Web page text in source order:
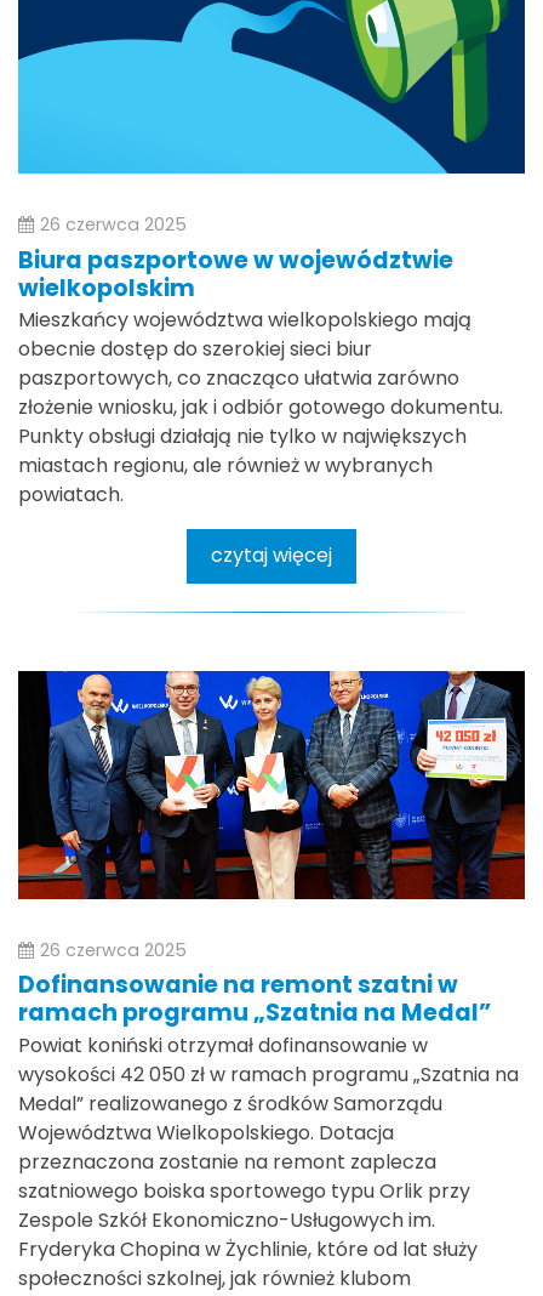
26 czerwca 2025
Biura paszportowe w województwie
wielkopolskim
Mieszkańcy województwa wielkopolskiego mają
obecnie dostęp do szerokiej sieci biur
paszportowych, co znacząco ułatwia zarówno
złożenie wniosku, jak i odbiór gotowego dokumentu.
Punkty obsługi działają nie tylko w największych
miastach regionu, ale również w wybranych
powiatach.
czytaj więcej
26 czerwca 2025
Dofinansowanie na remont szatni w
ramach programu „Szatnia na Medal”
Powiat koniński otrzymał dofinansowanie w
wysokości 42 050 zł w ramach programu „Szatnia na
Medal” realizowanego z środków Samorządu
Województwa Wielkopolskiego. Dotacja
przeznaczona zostanie na remont zaplecza
szatniowego boiska sportowego typu Orlik przy
Zespole Szkół Ekonomiczno-Usługowych im.
Fryderyka Chopina w Żychlinie, które od lat służy
społeczności szkolnej, jak również klubom